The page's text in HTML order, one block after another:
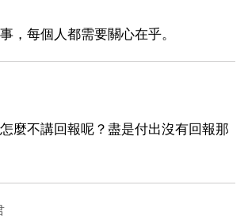
，每個人都需要關心在乎。
麼不講回報呢？盡是付出沒有回報那